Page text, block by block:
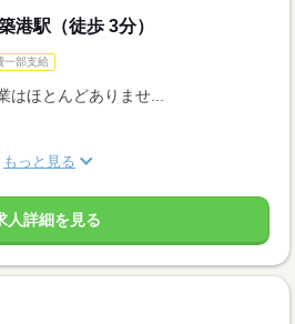
港駅（徒歩 3分）
一部支給
ほとんどありませ...
もっと見る
人詳細を見る